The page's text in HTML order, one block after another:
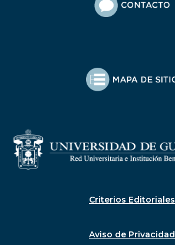
Criterios Editoriales
Aviso de Privacidad